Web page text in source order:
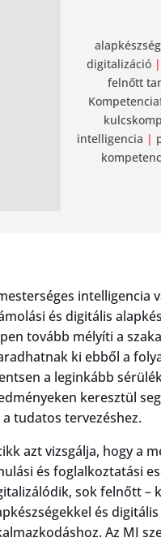
digitalizáció|
felnőtt
intelligencia |
intelligencia
és digitális
tovább mélyíti a
ki ebből a
a leginkább
keresztül
a tudatos tervezéshez.
azt vizsgálja, hogy a
és foglalkoztatási
sok felnőtt –
és
Az MI